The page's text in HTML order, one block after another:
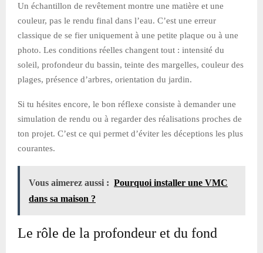
Un échantillon de revêtement montre une matière et une
couleur, pas le rendu final dans l’eau. C’est une erreur
classique de se fier uniquement à une petite plaque ou à une
photo. Les conditions réelles changent tout : intensité du
soleil, profondeur du bassin, teinte des margelles, couleur des
plages, présence d’arbres, orientation du jardin.
Si tu hésites encore, le bon réflexe consiste à demander une
simulation de rendu ou à regarder des réalisations proches de
ton projet. C’est ce qui permet d’éviter les déceptions les plus
courantes.
Vous aimerez aussi : Pourquoi installer une VMC
dans sa maison ?
Le rôle de la profondeur et du fond